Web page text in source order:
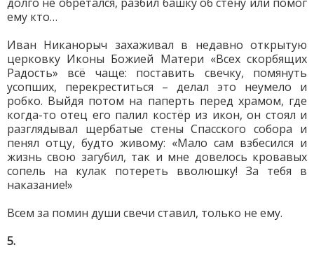
ему кто…
Иван Никанорыч захаживал в недавно открытую
церковку Иконы Божией Матери «Всех скорбящих
Радость» всё чаще: поставить свечку, помянуть
усопших, перекреститься – делал это неумело и
робко. Выйдя потом на паперть перед храмом, где
когда-то отец его палил костёр из икон, он стоял и
разглядывал щербатые стены Спасского собора и
пенял отцу, будто живому: «Мало сам взбесился и
жизнь свою загубил, так и мне довелось кровавых
сопель на кулак потереть вволюшку! За тебя в
наказание!»
Всем за помин души свечи ставил, только не ему.
5.